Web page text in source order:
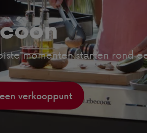
momenten starten rond
verkooppunt